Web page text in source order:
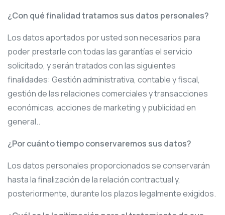
¿Con qué finalidad tratamos sus datos personales?
Los datos aportados por usted son necesarios para
poder prestarle con todas las garantías el servicio
solicitado, y serán tratados con las siguientes
finalidades: Gestión administrativa, contable y fiscal,
gestión de las relaciones comerciales y transacciones
económicas, acciones de marketing y publicidad en
general..
¿Por cuánto tiempo conservaremos sus datos?
Los datos personales proporcionados se conservarán
hasta la finalización de la relación contractual y,
posteriormente, durante los plazos legalmente exigidos.